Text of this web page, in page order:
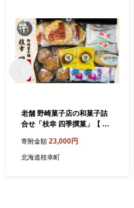
老舗 野崎菓子店の和菓子詰
合せ「枝幸 四季撰菓」【 お
もなか 最中 北海道 オホーツ
ク 枝幸 】
寄附金額 23,000円
北海道枝幸町